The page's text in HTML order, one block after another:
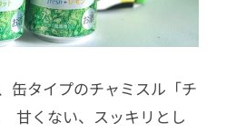
缶タイプのチャミスル「チ
甘くない、スッキリとし